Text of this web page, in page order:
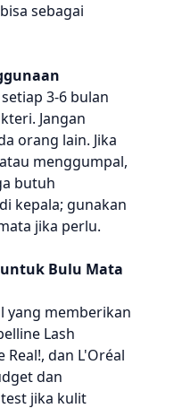
sebagai
3-6 bulan
Jangan
orang lain. Jika
menggumpal,
butuh
kepala; gunakan
jika perlu.
Bulu Mata
yang memberikan
Lash
dan L'Oréal
dan
jika kulit